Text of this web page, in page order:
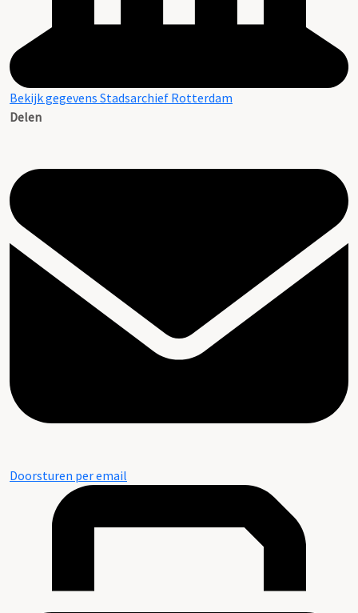
Bekijk gegevens Stadsarchief Rotterdam
Delen
Doorsturen per email